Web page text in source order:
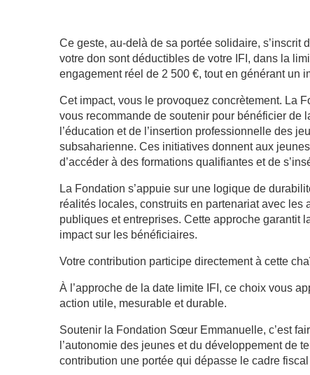
Ce geste, au-delà de sa portée solidaire, s’inscrit
votre don sont déductibles de votre IFI, dans la
engagement réel de 2 500 €, tout en générant un
Cet impact, vous le provoquez concrètement. La
vous recommande de soutenir pour bénéficier
l’éducation et de l’insertion professionnelle des
subsaharienne. Ces initiatives donnent aux
d’accéder à des formations qualifiantes et de
La Fondation s’appuie sur une logique de
réalités locales, construits en partenariat avec
publiques et entreprises. Cette approche garantit
impact sur les bénéficiaires.
Votre contribution participe directement à cette
À l’approche de la date limite IFI, ce choix vous
action utile, mesurable et durable.
Soutenir la Fondation Sœur Emmanuelle, c’est
l’autonomie des jeunes et du développement de
contribution une portée qui dépasse le cadre